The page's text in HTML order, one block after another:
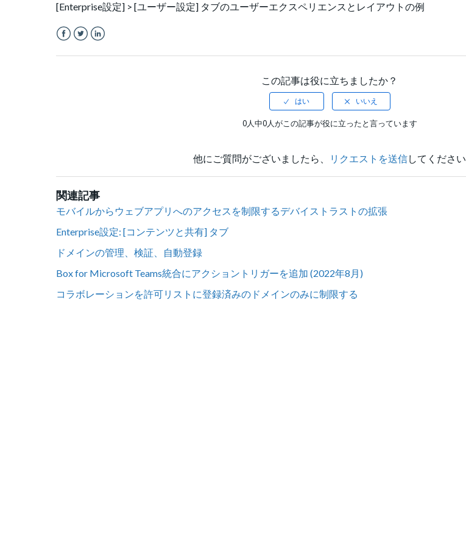
[Enterprise設定] > [ユーザー設定] タブのユーザーエクスペリエンスとレイアウトの例
この記事は役に立ちましたか？
0人中0人がこの記事が役に立ったと言っています
他にご質問がございましたら、 リクエストを送信してください
関連記事
モバイルからウェブアプリへのアクセスを制限するデバイストラストの拡張
Enterprise設定: [コンテンツと共有] タブ
ドメインの管理、検証、自動登録
Box for Microsoft Teams統合にアクショントリガーを追加 (2022年8月)
コラボレーションを許可リストに登録済みのドメインのみに制限する